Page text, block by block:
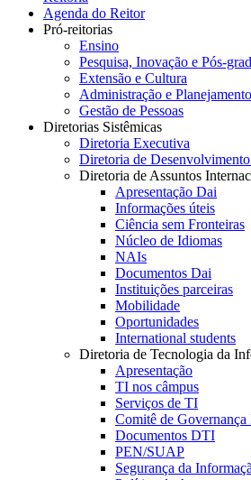
Agenda do Reitor
Pró-reitorias
Ensino
Pesquisa, Inovação e Pós-
Extensão e Cultura
Administração e Planejamento
Gestão de Pessoas
Diretorias Sistêmicas
Diretoria Executiva
Diretoria de
Diretoria de Assuntos
Apresentação Dai
Informações úteis
Ciência sem Fronteiras
Núcleo de Idiomas
NAIs
Documentos Dai
Instituições parceiras
Mobilidade
Oportunidades
International students
Diretoria de Tecnologia da
Apresentação
TI nos câmpus
Serviços de TI
Comitê de
Documentos DTI
PEN/SUAP
Segurança da